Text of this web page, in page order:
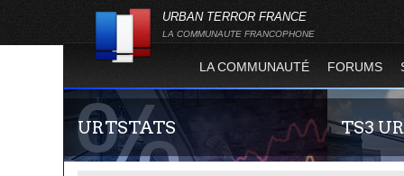
URBAN TERROR FRANCE
LA COMMUNAUTE FRANCOPHONE
LA COMMUNAUTÉ FORUMS
URTSTATS TS3